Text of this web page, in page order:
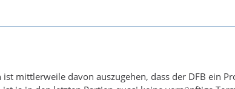
ist mittlerweile davon auszugehen, dass der DFB ein